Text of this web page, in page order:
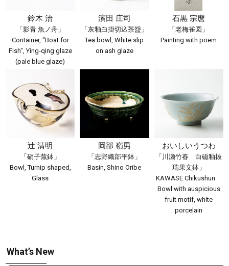
鈴木 治
「影青 魚ノ舟」
Container, "Boat for
Fish", Ying-qing glaze
(pale blue glaze)
濱田 庄司
「灰釉白掛切込茶盌」
Tea bowl, White slip
on ash glaze
石黒 宗麿
「老梅雀図」
Painting with poem
辻 清明
「硝子蕪鉢」
Bowl, Turnip shaped,
Glass
岡部 嶺男
「志野織部平鉢」
Basin, Shino Oribe
おいしいうつわ
「川瀬竹春 白磁釉抜
瑞果文鉢」
KAWASE Chikushun
Bowl with auspicious
fruit motif, white
porcelain
What’s New